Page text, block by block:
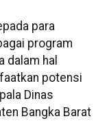
para
program
dalam hal
potensi
Dinas
Bangka Barat